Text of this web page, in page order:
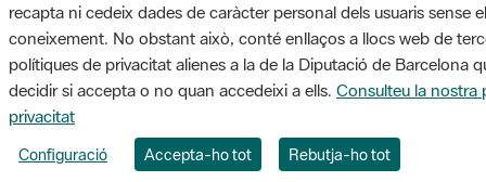
recapta ni cedeix dades de caràcter personal dels usuaris sense
coneixement. No obstant això, conté enllaços a llocs web de
polítiques de privacitat alienes a la de la Diputació de Barcelona
decidir si accepta o no quan accedeixi a ells. Consulteu la nostra
privacitat
Configuració Accepta-ho tot Rebutja-ho tot